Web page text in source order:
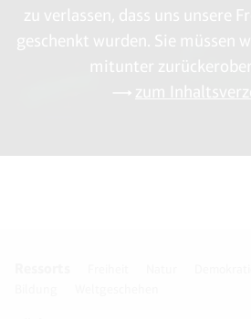
zu verlassen, dass uns unsere
geschenkt wurden. Sie müssen
mitunter
zum